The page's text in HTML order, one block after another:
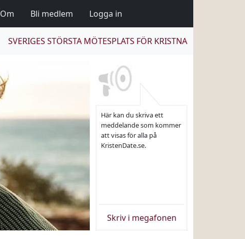
Om Bli medlem Logga in
SVERIGES STÖRSTA MÖTESPLATS FÖR KRISTNA
Här kan du skriva ett
meddelande som kommer
att visas för alla på
KristenDate.se.
Skriv i megafonen